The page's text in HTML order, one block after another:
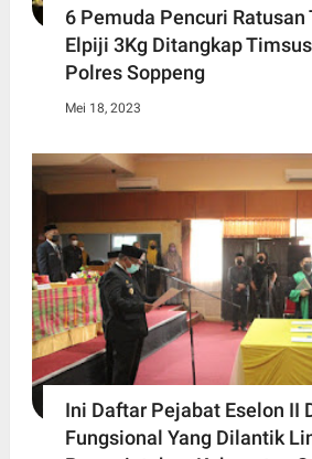
6 Pemuda Pencuri Ratusan
Elpiji 3Kg Ditangkap
Polres Soppeng
Mei 18, 2023
Ini Daftar Pejabat Eselon II
Fungsional Yang Dilantik